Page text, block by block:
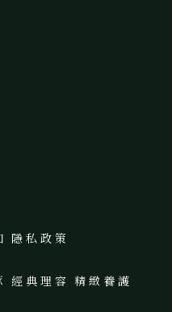
隱 私 政 策
經 典 理 容 精 緻 養 護